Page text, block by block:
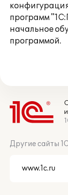
программ
начальное
программой.
Другие сайты 1С